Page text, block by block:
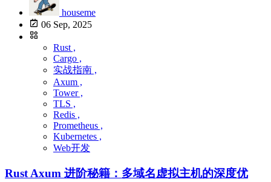
houseme
06 Sep, 2025
Rust ,
Cargo ,
实战指南 ,
Axum ,
Tower ,
TLS ,
Redis ,
Prometheus ,
Kubernetes ,
Web开发
Rust Axum 进阶秘籍：多域名虚拟主机的深度优